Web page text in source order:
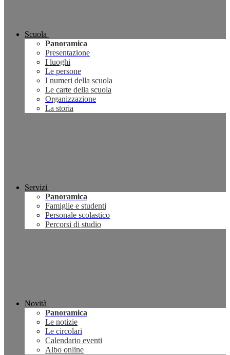
Scuola
Panoramica
Presentazione
I luoghi
Le persone
I numeri della scuola
Le carte della scuola
Organizzazione
La storia
Servizi
Panoramica
Famiglie e studenti
Personale scolastico
Percorsi di studio
Novità
Panoramica
Le notizie
Le circolari
Calendario eventi
Albo online